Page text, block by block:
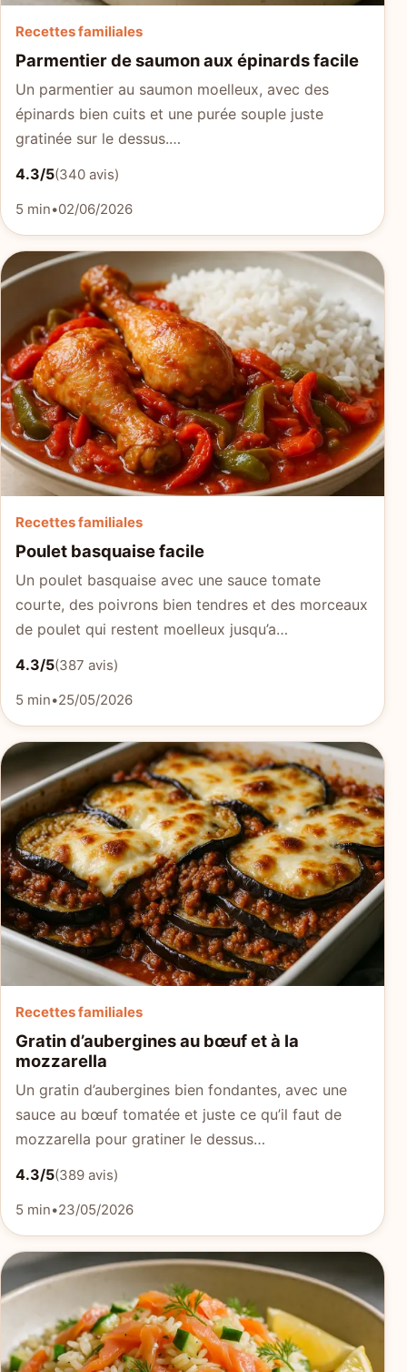
Recettes familiales
Parmentier de saumon aux épinards facile
Un parmentier au saumon moelleux, avec des
épinards bien cuits et une purée souple juste
gratinée sur le dessus.…
4.3/5(340 avis)
5 min•02/06/2026
Recettes familiales
Poulet basquaise facile
Un poulet basquaise avec une sauce tomate
courte, des poivrons bien tendres et des morceaux
de poulet qui restent moelleux jusqu’a…
4.3/5(387 avis)
5 min•25/05/2026
Recettes familiales
Gratin d’aubergines au bœuf et à la
mozzarella
Un gratin d’aubergines bien fondantes, avec une
sauce au bœuf tomatée et juste ce qu’il faut de
mozzarella pour gratiner le dessus…
4.3/5(389 avis)
5 min•23/05/2026